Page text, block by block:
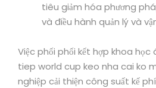
tiêu giảm hóa phương
và điều hành quản lý và
Việc phối phối kết hợp khoa
tiep world cup keo nha cai ko
nghiệp cải thiện công suất kế